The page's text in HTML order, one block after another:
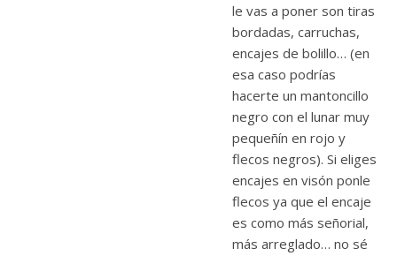
le vas a poner son tiras
bordadas, carruchas,
encajes de bolillo… (en
esa caso podrías
hacerte un mantoncillo
negro con el lunar muy
pequeñín en rojo y
flecos negros). Si eliges
encajes en visón ponle
flecos ya que el encaje
es como más señorial,
más arreglado… no sé